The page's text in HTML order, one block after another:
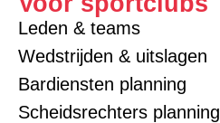
Leden & teams
Wedstrijden & uitslagen
Bardiensten planning
Scheidsrechters planning